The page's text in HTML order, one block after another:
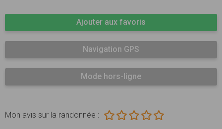
Ajouter aux favoris
Navigation GPS
Mode hors-ligne
Mon avis sur la randonnée :